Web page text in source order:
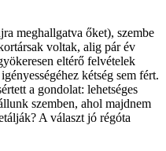
meghallgatva őket), szembe
voltak, alig pár év
eltérő felvételek
kétség sem fért.
a gondolat: lehetséges
szemben, ahol majdnem
A választ jó régóta